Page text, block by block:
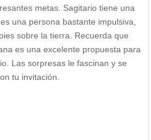
metas. Sagitario tiene una
una persona bastante impulsiva,
sobre la tierra. Recuerda que
es una excelente propuesta para
Las sorpresas le fascinan y se
tu invitación.